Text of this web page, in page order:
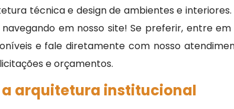
técnica e design de ambientes e
navegando em nosso site! Se preferir, entre
e fale diretamente com nosso
e orçamentos.
a arquitetura institucional